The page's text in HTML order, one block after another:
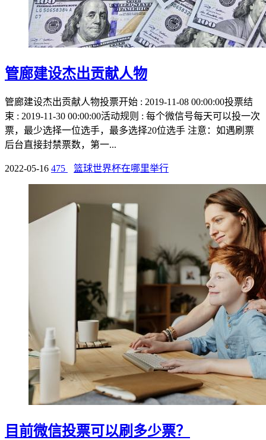
管廊建设杰出贡献人物
管廊建设杰出贡献人物投票开始 : 2019-11-08 00:00:00投票结
束 : 2019-11-30 00:00:00活动规则 : 每个微信号每天可以投一次
票，最少选择一位选手，最多选择20位选手 注意：如遇刷票
后台直接封禁票数，第一...
2022-05-16 475 篮球世界杯在哪里举行
目前微信投票可以刷多少票？